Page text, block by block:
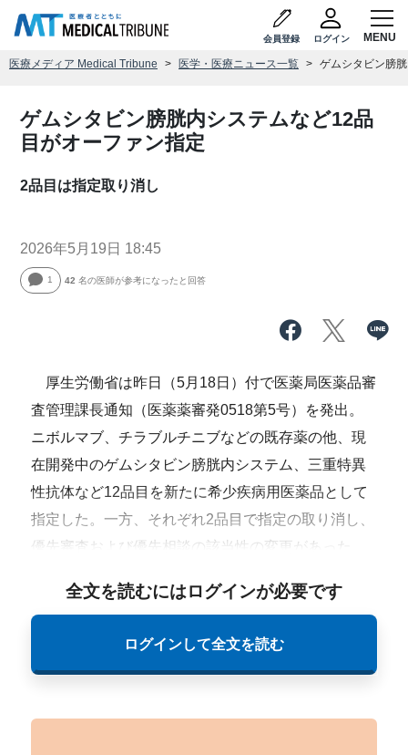
会員登録 ログイン
医療メディア Medical Tribune 医学・医療ニュース一覧 ゲムシタビン膀
ゲムシタビン膀胱内システムなど12品
目がオーファン指定
2品目は指定取り消し
2026年5月19日 18:45
1 42 名の医師が参考になったと回答
厚生労働省は昨日（5月18日）付で医薬局医薬品審
査管理課長通知（医薬薬審発0518第5号）を発出。
ニボルマブ、チラブルチニブなどの既存薬の他、現
在開発中のゲムシタビン膀胱内システム、三重特異
性抗体など12品目を新たに希少疾病用医薬品として
指定した。一方、それぞれ2品目で指定の取り消し、
優先審査および優先相談の該当性の変更があった。
全文を読むにはログインが必要です
ログインして全文を読む